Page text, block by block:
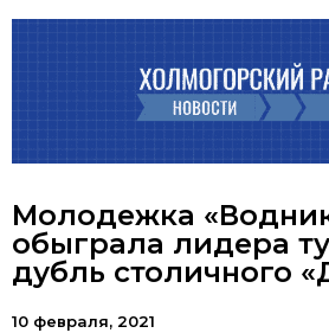
Молодежка
обыграла лидера
дубль столичного
10 февраля, 2021